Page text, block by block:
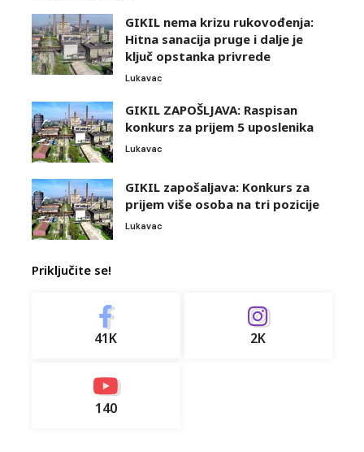
GIKIL nema krizu rukovođenja:
Hitna sanacija pruge i dalje je
ključ opstanka privrede
Lukavac
GIKIL ZAPOŠLJAVA: Raspisan
konkurs za prijem 5 uposlenika
Lukavac
GIKIL zapošaljava: Konkurs za
prijem više osoba na tri pozicije
Lukavac
Priključite se!
41K 2K
140